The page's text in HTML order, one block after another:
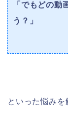
「でもどの動
う？」
といった悩みを